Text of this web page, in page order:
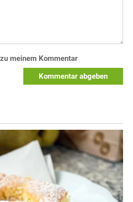
meinem Kommentar
Kommentar abgeben